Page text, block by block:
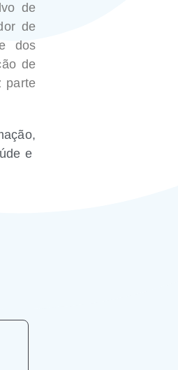
de
de
dos
de
parte
e